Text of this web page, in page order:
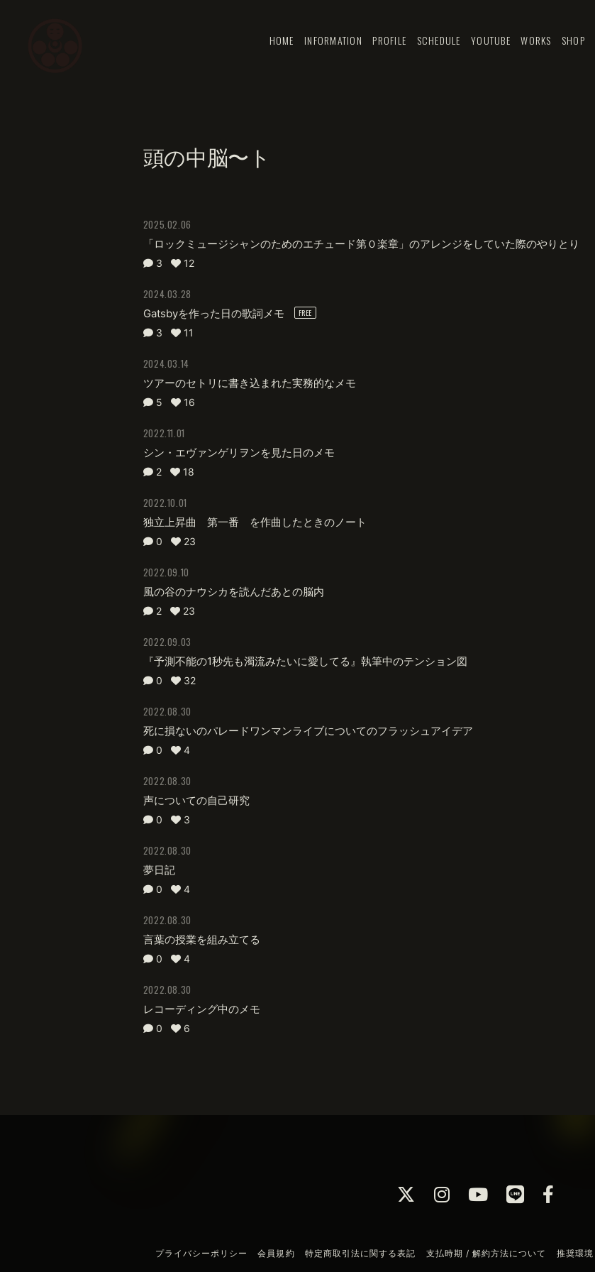
HOME INFORMATION PROFILE SCHEDULE YOUTUBE WORKS SHOP
頭の中脳〜ト
2025.02.06
「ロックミュージシャンのためのエチュード第０楽章」のアレンジをしていた際のやりとり
3 12
2024.03.28
Gatsbyを作った日の歌詞メモ
3 11
2024.03.14
ツアーのセトリに書き込まれた実務的なメモ
5 16
2022.11.01
シン・エヴァンゲリヲンを見た日のメモ
2 18
2022.10.01
独立上昇曲 第一番 を作曲したときのノート
0 23
2022.09.10
風の谷のナウシカを読んだあとの脳内
2 23
2022.09.03
『予測不能の1秒先も濁流みたいに愛してる』執筆中のテンション図
0 32
2022.08.30
死に損ないのパレードワンマンライブについてのフラッシュアイデア
0 4
2022.08.30
声についての自己研究
0 3
2022.08.30
夢日記
0 4
2022.08.30
言葉の授業を組み立てる
0 4
2022.08.30
レコーディング中のメモ
0 6
プライバシーポリシー 会員規約 特定商取引法に関する表記 支払時期 / 解約方法について 推奨環境